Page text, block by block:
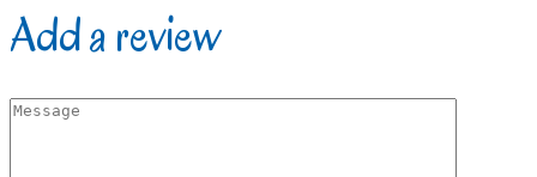
Add a review